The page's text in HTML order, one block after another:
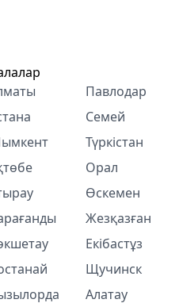
Павлодар
Семей
Түркістан
Орал
Өскемен
Жезқазған
Екібастұз
Щучинск
Алатау